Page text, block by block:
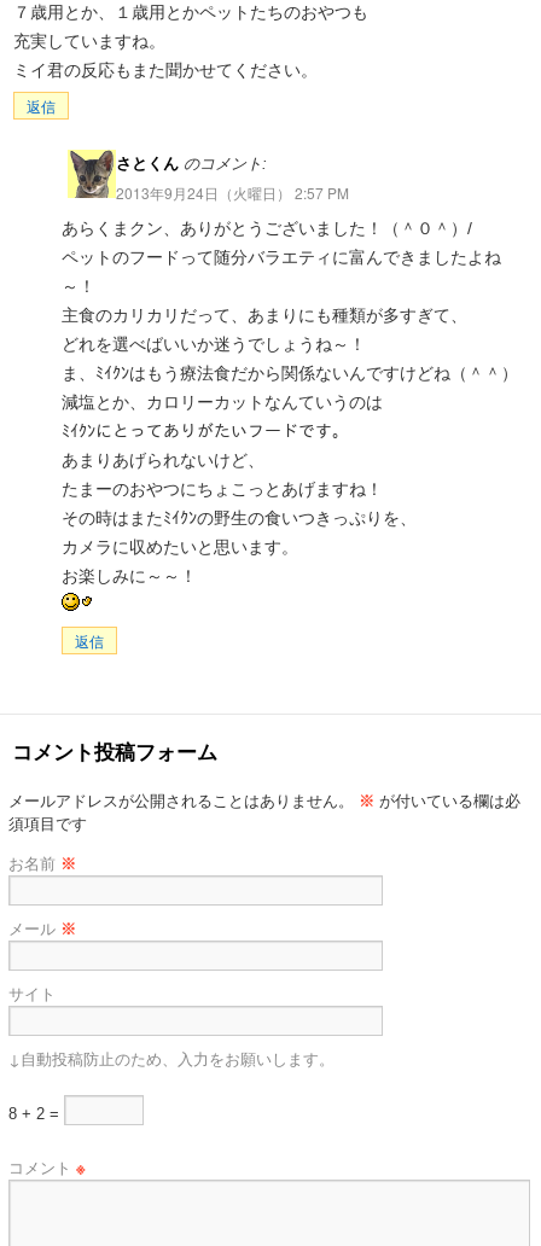
７歳用とか、１歳用とかペットたちのおやつも
充実していますね。
ミイ君の反応もまた聞かせてください。
返信
さとくん のコメント:
2013年9月24日（火曜日） 2:57 PM
あらくまクン、ありがとうございました！（＾０＾）/
ペットのフードって随分バラエティに富んできましたよね
～！
主食のカリカリだって、あまりにも種類が多すぎて、
どれを選べばいいか迷うでしょうね～！
ま、ﾐｲｸﾝはもう療法食だから関係ないんですけどね（＾＾）
減塩とか、カロリーカットなんていうのは
ﾐｲｸﾝにとってありがたいフードです。
あまりあげられないけど、
たまーのおやつにちょこっとあげますね！
その時はまたﾐｲｸﾝの野生の食いつきっぷりを、
カメラに収めたいと思います。
お楽しみに～～！
返信
コメント投稿フォーム
メールアドレスが公開されることはありません。 ※ が付いている欄は必
須項目です
お名前 ※
メール ※
サイト
↓自動投稿防止のため、入力をお願いします。
8 + 2 =
コメント ※